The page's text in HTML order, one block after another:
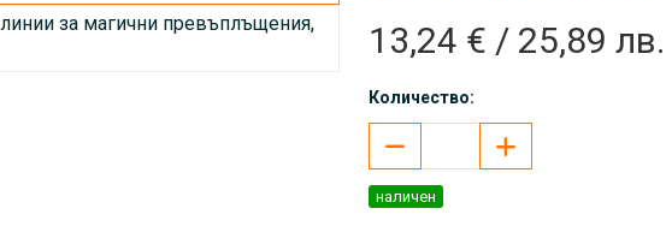
13,24 € / 25,89 лв.
Количество:
наличен